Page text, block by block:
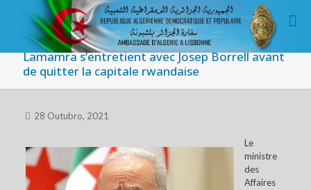
Lamamra s’entretient avec Josep Borrell avant
de quitter la capitale rwandaise
28 Outubro, 2021
Le
ministre
des
Affaires